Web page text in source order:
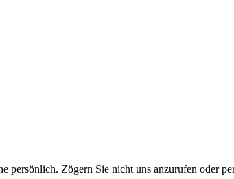
persönlich. Zögern Sie nicht uns anzurufen oder